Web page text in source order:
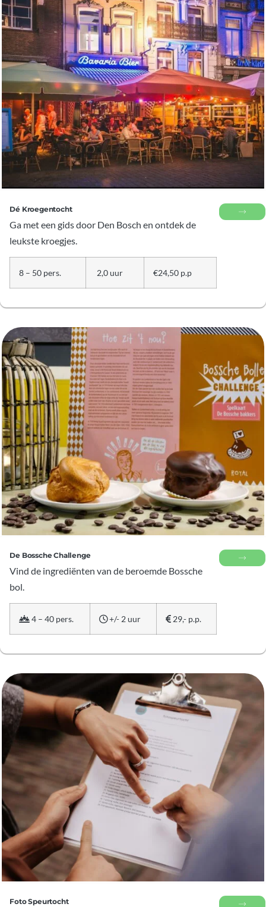
Dé Kroegentocht
Ga met een gids door Den Bosch en ontdek de
leukste kroegjes.
8 – 50 pers. 2,0 uur €24,50 p.p
De Bossche Challenge
Vind de ingrediënten van de beroemde Bossche
bol.
4 – 40 pers. +/- 2 uur 29,- p.p.
Foto Speurtocht